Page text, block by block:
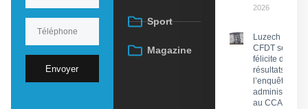
Envoyer
Sport
Magazine
2026
Luzech : La
CFDT se
félicite des
résultats de
l’enquête
administrative
au CCAS